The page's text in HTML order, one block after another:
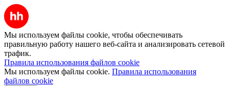
Мы используем файлы cookie, чтобы обеспечивать
правильную работу нашего веб-сайта и анализировать сетевой
трафик.
Правила использования файлов cookie
Мы используем файлы cookie. Правила использования
файлов cookie